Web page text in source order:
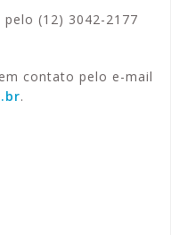
(12) 3042-2177
contato pelo e-mail
.